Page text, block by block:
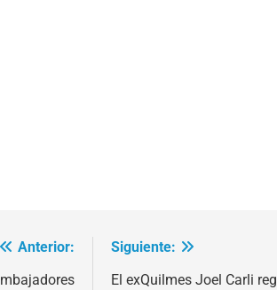
Anterior:
Siguiente:
El exQuilmes Joel Carli